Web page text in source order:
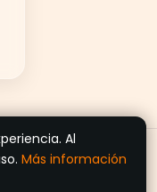
Destinos
Al
Más información